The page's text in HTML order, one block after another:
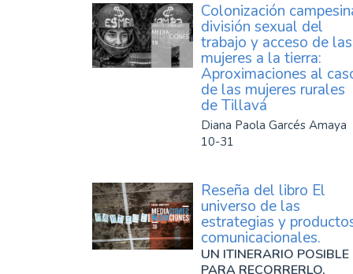
Colonización
división sexual del
trabajo y acceso de las
mujeres a la tierra:
Aproximaciones al
de las mujeres rurales
de Tillavá
Diana Paola Garcés Amaya
10-31
Reseña del libro El
universo de las
estrategias y
comunicacionales.
UN ITINERARIO POSIBLE
PARA RECORRERLO,